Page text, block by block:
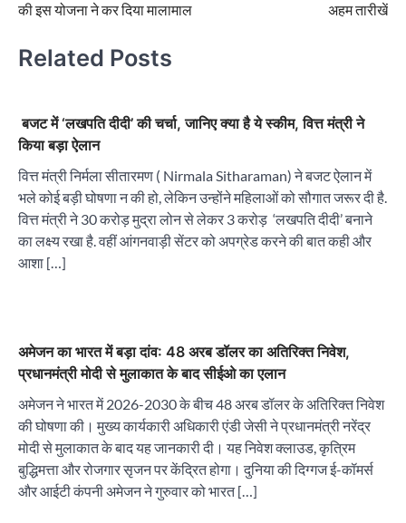
की इस योजना ने कर दिया मालामाल
अहम तारीखें
Related Posts
बजट में ‘लखपति दीदी’ की चर्चा, जानिए क्या है ये स्कीम, वित्त मंत्री ने
किया बड़ा ऐलान
वित्त मंत्री निर्मला सीतारमण ( Nirmala Sitharaman) ने बजट ऐलान में
भले कोई बड़ी घोषणा न की हो, लेकिन उन्होंने महिलाओं को सौगात जरूर दी है.
वित्त मंत्री ने 30 करोड़ मुद्रा लोन से लेकर 3 करोड़ ‘लखपति दीदी’ बनाने
का लक्ष्य रखा है. वहीं आंगनवाड़ी सेंटर को अपग्रेड करने की बात कही और
आशा […]
अमेजन का भारत में बड़ा दांव: 48 अरब डॉलर का अतिरिक्त निवेश,
प्रधानमंत्री मोदी से मुलाकात के बाद सीईओ का एलान
अमेजन ने भारत में 2026-2030 के बीच 48 अरब डॉलर के अतिरिक्त निवेश
की घोषणा की। मुख्य कार्यकारी अधिकारी एंडी जेसी ने प्रधानमंत्री नरेंद्र
मोदी से मुलाकात के बाद यह जानकारी दी। यह निवेश क्लाउड, कृत्रिम
बुद्धिमत्ता और रोजगार सृजन पर केंद्रित होगा। दुनिया की दिग्गज ई-कॉमर्स
और आईटी कंपनी अमेजन ने गुरुवार को भारत […]